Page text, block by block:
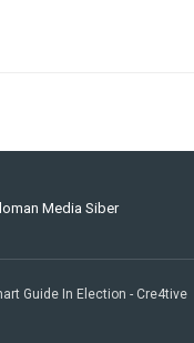
Media Siber
Guide In Election - Cre4tive